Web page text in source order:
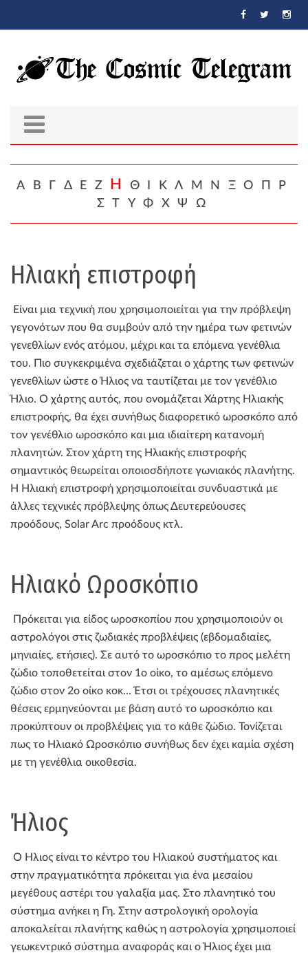
Α Β Γ Δ Ε Ζ Η Θ Κ Λ Μ Ν Ξ Ο Π
Ρ
Σ
Τ Υ Φ Χ Ψ Ω
Ηλιακή επιστροφή
Είναι μια τεχνική που χρησιμοποιείται για την πρόβλεψη
γεγονότων που θα συμβούν από την ημέρα των φετινών
γενεθλίων ενός ατόμου, μέχρι και τα επόμενα γενέθλια
του. Πιο συγκεκριμένα σχεδιάζεται ο χάρτης των φετινών
γενεθλίων ώστε ο Ήλιος να ταυτίζεται με τον γενέθλιο
Ήλιο. Ο χάρτης αυτός, που ονομάζεται Χάρτης Ηλιακής
επιστροφής, θα έχει συνήθως διαφορετικό ωροσκόπο από
τον γενέθλιο ωροσκόπο και μια ιδιαίτερη κατανομή
πλανητών. Στον χάρτη της Ηλιακής επιστροφής
σημαντικός θεωρείται οποιοσδήποτε γωνιακός πλανήτης.
Η Ηλιακή επιστροφή χρησιμοποιείται συνδυαστικά με
άλλες τεχνικές πρόβλεψης όπως Δευτερεύουσες
προόδους, Solar Arc προόδους κτλ.
Ηλιακό Ωροσκόπιο
Πρόκειται για είδος ωροσκοπίου που χρησιμοποιούν οι
αστρολόγοι στις ζωδιακές προβλέψεις (εβδομαδιαίες,
μηνιαίες, ετήσιες). Σε αυτό το ωροσκόπιο το προς μελέτη
ζώδιο τοποθετείται στον 1ο οίκο, το αμέσως επόμενο
ζώδιο στον 2ο οίκο κοκ... Έτσι οι τρέχουσες πλανητικές
θέσεις ερμηνεύονται με βάση αυτό το ωροσκόπιο και
προκύπτουν οι προβλέψεις για το κάθε ζώδιο. Τονίζεται
πως το Ηλιακό Ωροσκόπιο συνήθως δεν έχει καμία σχέση
με τη γενέθλια οικοθεσία.
Ήλιος
Ο Ήλιος είναι το κέντρο του Ηλιακού συστήματος και
στην πραγματικότητα πρόκειται για ένα μεσαίου
μεγέθους αστέρι του γαλαξία μας. Στο πλανητικό του
σύστημα ανήκει η Γη. Στην αστρολογική ορολογία
αποκαλείται πλανήτης καθώς η αστρολογία χρησιμοποιεί
γεωκεντρικό σύστημα αναφοράς και ο Ήλιος έχει μια